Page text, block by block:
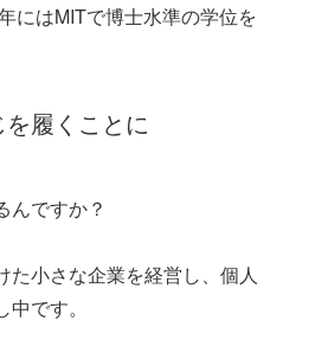
にはMITで博士水準の学位を
履くことに
んですか？
た小さな企業を経営し、個人
です。